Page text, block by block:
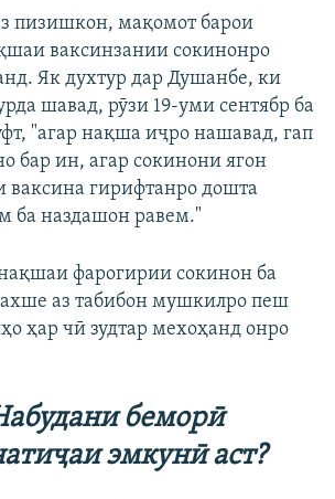
пизишкон, мақомот барои
ваксинзании сокинонро
Як духтур дар Душанбе, ки
шавад, рӯзи 19-уми сентябр ба
"агар нақша иҷро нашавад, гап
бар ин, агар сокинони ягон
гирифтанро дошта
ба наздашон равем."
фарогирии сокинон ба
аз табибон мушкилро пеш
ҳар чӣ зудтар мехоҳанд онро
беморӣ
эмкунӣ аст?